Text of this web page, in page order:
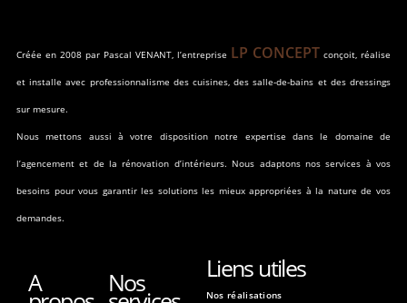
Créée en 2008 par Pascal VENANT, l’entreprise LP CONCEPT conçoit, réalise
et installe avec professionnalisme des cuisines, des salle-de-bains et des dressings
sur mesure.
Nous mettons aussi à votre disposition notre expertise dans le domaine de
l’agencement et de la rénovation d’intérieurs. Nous adaptons nos services à vos
besoins pour vous garantir les solutions les mieux appropriées à la nature de vos
demandes.
A Nos Liens utiles
Nos réalisations